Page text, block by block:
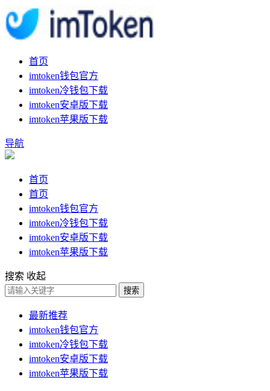
首页
imtoken钱包官方
imtoken冷钱包下载
imtoken安卓版下载
imtoken苹果版下载
导航
首页
首页
imtoken钱包官方
imtoken冷钱包下载
imtoken安卓版下载
imtoken苹果版下载
搜索 收起
搜索
最新推荐
imtoken钱包官方
imtoken冷钱包下载
imtoken安卓版下载
imtoken苹果版下载